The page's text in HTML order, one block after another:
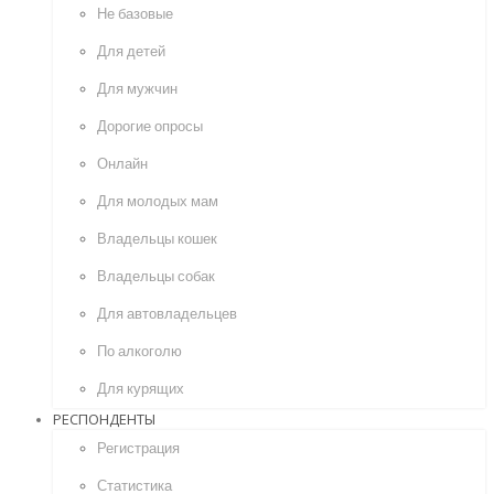
Не базовые
Для детей
Для мужчин
Дорогие опросы
Онлайн
Для молодых мам
Владельцы кошек
Владельцы собак
Для автовладельцев
По алкоголю
Для курящих
РЕСПОНДЕНТЫ
Регистрация
Статистика